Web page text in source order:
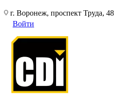
г. Воронеж, проспект Труда,
Войти